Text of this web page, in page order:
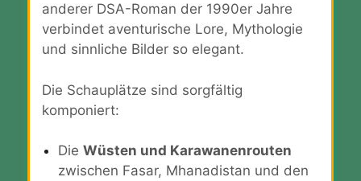
anderer DSA-Roman der 1990er Jahre
verbindet aventurische Lore, Mythologie
und sinnliche Bilder so elegant.
Die Schauplätze sind sorgfältig
komponiert:
Die Wüsten und Karawanenrouten
zwischen Fasar, Mhanadistan und den